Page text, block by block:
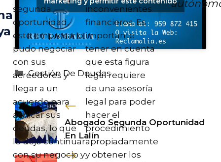
segunda
oportunidad,
este empresario
pudo negociar
con sus
acreedores y
llegar a un
acuerdo para
achicar sus
deudas, lo que
le dejó continuar
con su negocio y
inconvenientes
financieros. Es
importante
tener en cuenta
que esta figura
legal requiere
de una asesoría
legal para poder
hacer el
procedimiento
apropiadamente
y obtener los
Categorías
Gestión De Deudas
Abogado Segunda Oportunidad
En Lalín